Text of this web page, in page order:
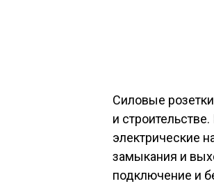
Силовые
и
электрические
замыкания и
подключение и